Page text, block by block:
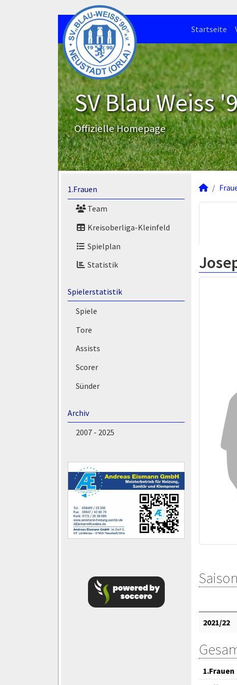
Startseite
SV Blau Weiss
Offizielle Homepage
1.Frauen
Team
Kreisoberliga-Kleinfeld
Spielplan
Statistik
Spielerstatistik
Spiele
Tore
Assists
Scorer
Sünder
Archiv
2007 - 2025
2021/22
1.Frauen